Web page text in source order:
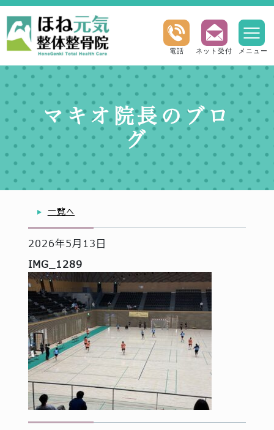
メニュー
ネット受付
電話
マキオ院長のブロ
グ
一覧へ
2026年5月13日
IMG_1289